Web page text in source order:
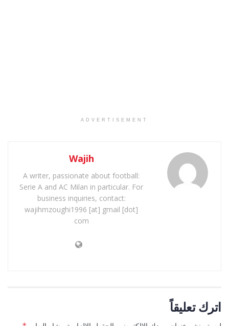
ADVERTISEMENT
Wajih
A writer, passionate about football:
Serie A and AC Milan in particular. For
business inquiries, contact:
wajihmzoughi1996 [at] gmail [dot]
com
اترك تعليقاً